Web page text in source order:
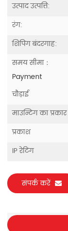
उत्पाद उत्पत्ति:
रंग:
शिपिंग बंदरगाह:
समय सीमा：
Payment
चौड़ाई
माउन्टिंग का प्रकार
प्रकाश
IP रेटिंग
संपर्क करें